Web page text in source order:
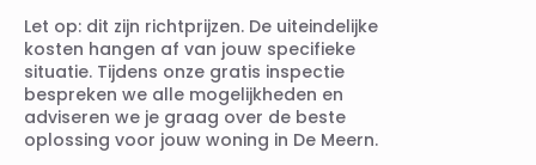
Let op: dit zijn richtprijzen. De uiteindelijke
kosten hangen af van jouw specifieke
situatie. Tijdens onze gratis inspectie
bespreken we alle mogelijkheden en
adviseren we je graag over de beste
oplossing voor jouw woning in De Meern.